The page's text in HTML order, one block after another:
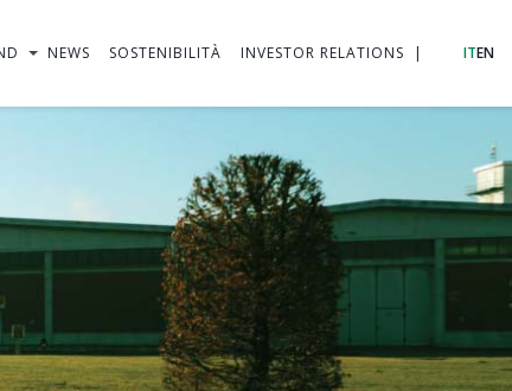
NEWS SOSTENIBILITÀ INVESTOR RELATIONS ITEN